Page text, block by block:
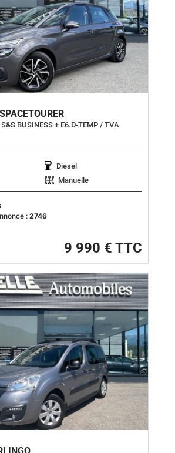
BUSINESS + E6.D-TEMP / TVA
Diesel
Manuelle
: 2746
9 990 € TTC